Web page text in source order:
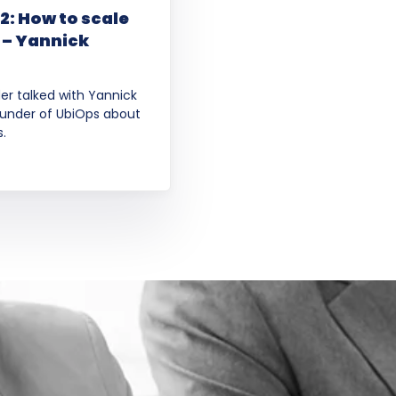
How to scale
Yannick
talked with Yannick
of UbiOps about